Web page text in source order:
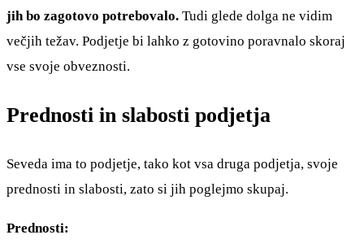
jih bo zagotovo potrebovalo. Tudi glede dolga ne vidim
večjih težav. Podjetje bi lahko z gotovino poravnalo skoraj
vse svoje obveznosti.
Prednosti in slabosti podjetja
Seveda ima to podjetje, tako kot vsa druga podjetja, svoje
prednosti in slabosti, zato si jih poglejmo skupaj.
Prednosti: